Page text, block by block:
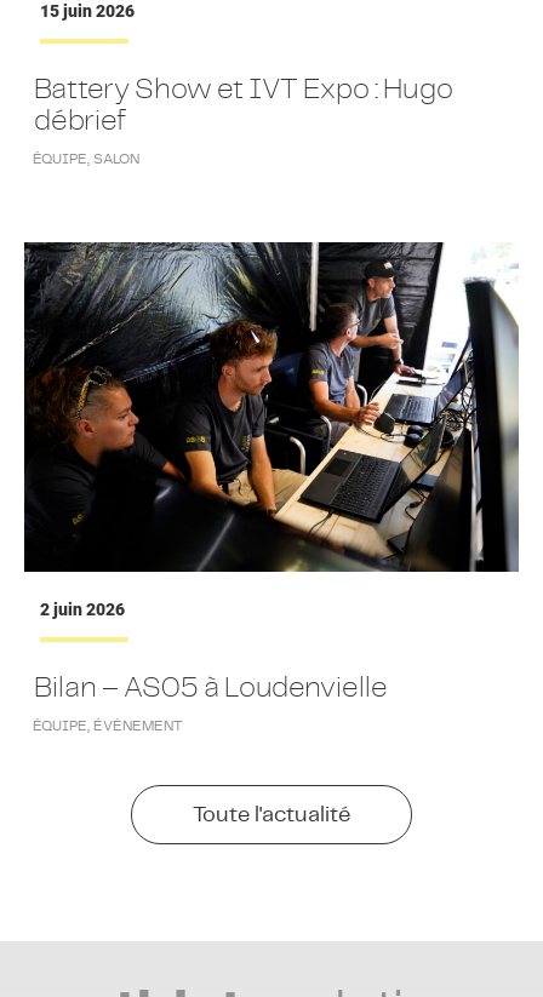
15 juin 2026
Battery Show et IVT Expo : Hugo
débrief
ÉQUIPE,SALON
2 juin 2026
Bilan – AS05 à Loudenvielle
ÉQUIPE, ÉVÉNEMENT
Toute l'actualité